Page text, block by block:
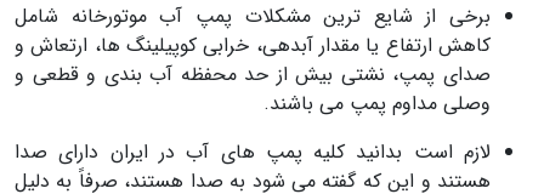
برخی از شایع ترین مشکلات پمپ آب موتورخانه شامل
کاهش ارتفاع یا مقدار آبدهی، خرابی کوپیلینگ ها، ارتعاش و
صدای پمپ، نشتی بیش از حد محفظه آب بندی و قطعی و
وصلی مداوم پمپ می باشند.
لازم است بدانید کلیه پمپ های آب در ایران دارای صدا
هستند و این که گفته می شود به صدا هستند، صرفاً به دلیل